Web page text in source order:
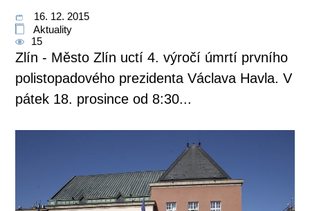
16. 12. 2015
Aktuality
15
Zlín - Město Zlín uctí 4. výročí úmrtí prvního
polistopadového prezidenta Václava Havla. V
pátek 18. prosince od 8:30...